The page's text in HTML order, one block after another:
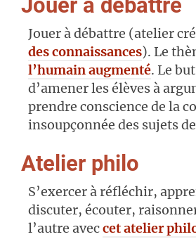
Jouer à débattre (atelier
des connaissances). Le
l’humain augmenté. Le
d’amener les élèves à
prendre conscience de la
insoupçonnée des sujets
Atelier philo
S’exercer à réfléchir,
discuter, écouter,
l’autre aveccet atelier